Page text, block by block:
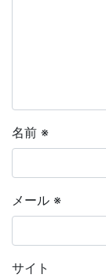
名前 ※
メール ※
サイト